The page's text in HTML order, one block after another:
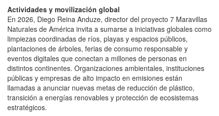
Actividades y movilización global
En 2026, Diego Reina Anduze, director del proyecto 7 Maravillas
Naturales de América invita a sumarse a iniciativas globales como
limpiezas coordinadas de ríos, playas y espacios públicos,
plantaciones de árboles, ferias de consumo responsable y
eventos digitales que conectan a millones de personas en
distintos continentes. Organizaciones ambientales, instituciones
públicas y empresas de alto impacto en emisiones están
llamadas a anunciar nuevas metas de reducción de plástico,
transición a energías renovables y protección de ecosistemas
estratégicos.